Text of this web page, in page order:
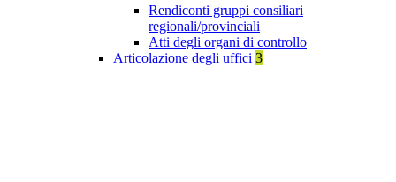
Rendiconti gruppi consiliari
regionali/provinciali
Atti degli organi di controllo
Articolazione degli uffici 3